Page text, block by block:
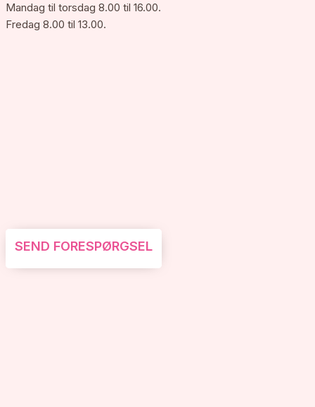
Mandag til torsdag 8.00 til 16.00.
Fredag 8.00 til 13.00.
SEND FORESPØRGSEL